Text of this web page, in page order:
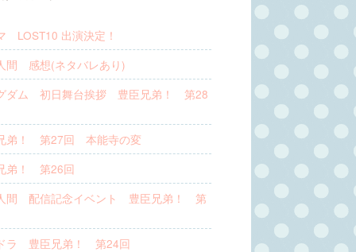
LOST10 出演決定！
間 感想(ネタバレあり)
ダム 初日舞台挨拶 豊臣兄弟！ 第28
弟！ 第27回 本能寺の変
弟！ 第26回
間 配信記念イベント 豊臣兄弟！ 第
ラ 豊臣兄弟！ 第24回